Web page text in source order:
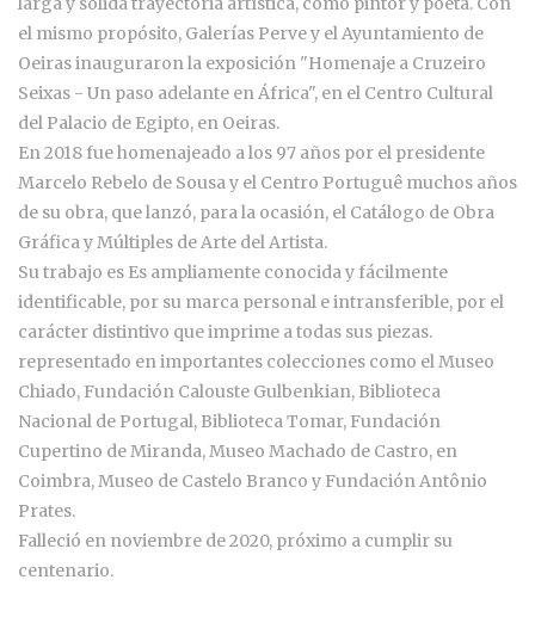
el mismo propósito, Galerías Perve y el Ayuntamiento de
Oeiras inauguraron la exposición "Homenaje a Cruzeiro
Seixas - Un paso adelante en África", en el Centro Cultural
del Palacio de Egipto, en Oeiras.
En 2018 fue homenajeado a los 97 años por el presidente
Marcelo Rebelo de Sousa y el Centro Portuguê muchos años
de su obra, que lanzó, para la ocasión, el Catálogo de Obra
Gráfica y Múltiples de Arte del Artista.
Su trabajo es Es ampliamente conocida y fácilmente
identificable, por su marca personal e intransferible, por el
carácter distintivo que imprime a todas sus piezas.
representado en importantes colecciones como el Museo
Chiado, Fundación Calouste Gulbenkian, Biblioteca
Nacional de Portugal, Biblioteca Tomar, Fundación
Cupertino de Miranda, Museo Machado de Castro, en
Coimbra, Museo de Castelo Branco y Fundación Antônio
Prates.
Falleció en noviembre de 2020, próximo a cumplir su
centenario.